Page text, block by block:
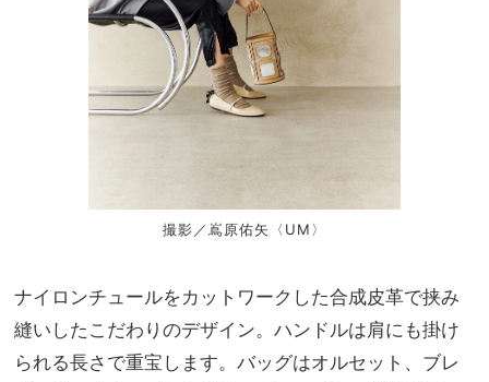
撮影／嶌原佑矢〈UM〉
ナイロンチュールをカットワークした合成皮革で挟み
縫いしたこだわりのデザイン。ハンドルは肩にも掛け
られる長さで重宝します。バッグはオルセット、ブレ